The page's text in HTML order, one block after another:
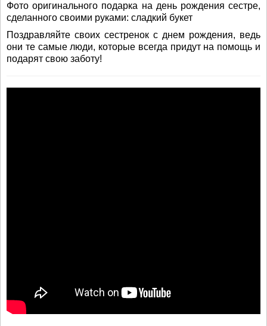
Фото оригинального подарка на день рождения сестре,
сделанного своими руками: сладкий букет
Поздравляйте своих сестренок с днем рождения, ведь
они те самые люди, которые всегда придут на помощь и
подарят свою заботу!